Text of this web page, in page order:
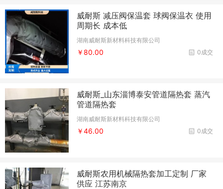
威耐斯 减压阀保温套 球阀保温衣 使用
周期长 成本低
湖南威耐斯新材料科技有限公司
0成交
￥80.00
威耐斯_山东淄博泰安管道隔热套 蒸汽
管道隔热套
湖南威耐斯新材料科技有限公司
0成交
￥46.00
威耐斯农用机械隔热套加工定制 厂家
供应 江苏南京